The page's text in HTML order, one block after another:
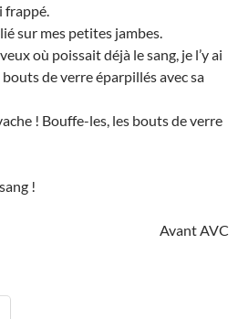
frappé.
sur mes petites jambes.
où poissait déjà le sang, je l’y ai
bouts de verre éparpillés avec sa
! Bouffe-les, les bouts de verre
!
Avant AVC